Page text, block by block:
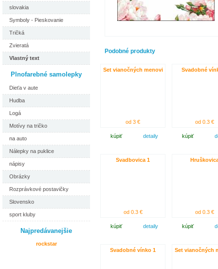
slovakia
Symboly - Pieskovanie
Tričká
Zvieratá
Vlastný text
Plnofarebné samolepky
Dieťa v aute
Hudba
Logá
Motívy na tričko
na auto
Nálepky na puklice
nápisy
Obrázky
Rozprávkové postavičky
Slovensko
sport kluby
Najpredávanejšie
rockstar
Podobné produkty
Set vianočných menovi
od 3 €
kúpiť detaily
Svadobné
od 0.3 €
kúpiť
Svadbovica 1
od 0.3 €
kúpiť detaily
od 0.3 €
kúpiť
Svadobné vínko 1 Set vianočných